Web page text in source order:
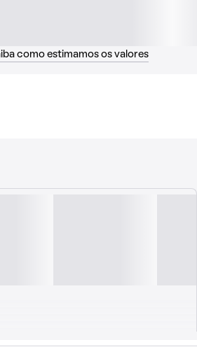
como estimamos os valores